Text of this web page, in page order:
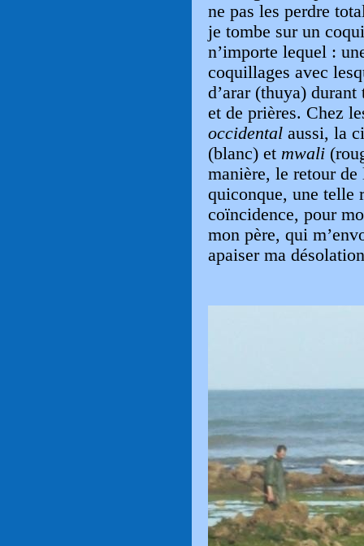
ne pas les perdre
je tombe sur un
n’importe lequel :
coquillages avec
d’arar (thuya)
et de prières. Chez
occidental aussi, la
(blanc) et mwali
manière, le retour
quiconque, une telle
coïncidence, pour
mon père, qui
apaiser ma